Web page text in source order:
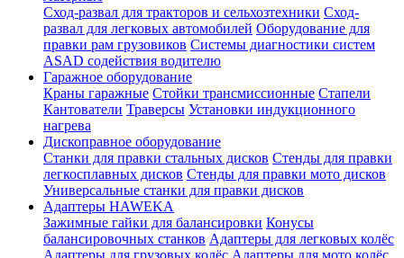
Сход-развал для тракторов и сельхозтехники Сход-
развал для легковых автомобилей Оборудование для
правки рам грузовиков Системы диагностики систем
ASAD содействия водителю
Гаражное оборудование
Краны гаражные Стойки трансмиссионные Стапели
Кантователи Траверсы Установки индукционного
нагрева
Дископравное оборудование
Станки для правки стальных дисков Стенды для правки
легкосплавных дисков Стенды для правки мото дисков
Универсальные станки для правки дисков
Адаптеры HAWEKA
Зажимные гайки для балансировки Конусы
балансировочных станков Адаптеры для легковых колёс
Адаптеры для грузовых колёс Адаптеры для мото колёс